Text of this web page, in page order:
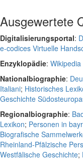
Ausgewertete
Digitalisierungsportal:
e-codices Virtuelle
Enzyklopädie: Wikipedia
Nationalbiographie:
Italiani; Historisches
Geschichte
Regionalbiographie:
Lexikon; Personen in
Biografische
Rheinland-Pfälzische
Westfälische Geschichte;